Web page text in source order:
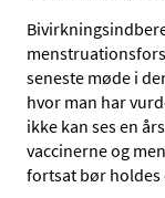
seneste møde i
hvor man har
ikke kan ses en
vaccinerne og
fortsat bør holdes